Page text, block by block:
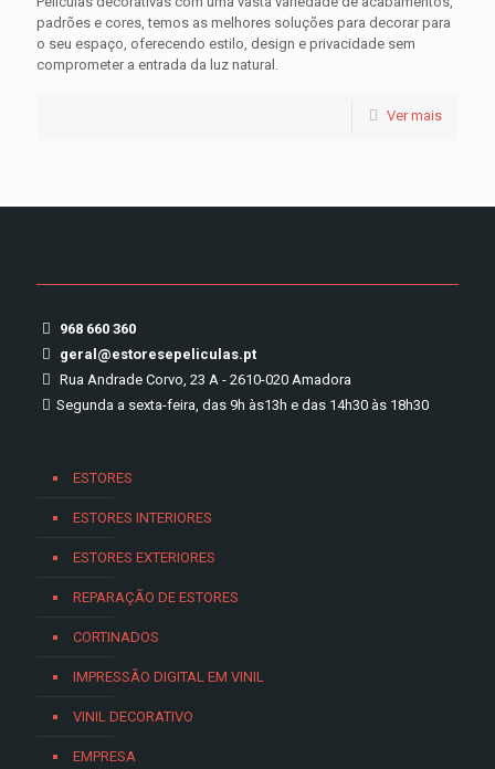
padrões e cores, temos as melhores soluções para decorar para
o seu espaço, oferecendo estilo, design e privacidade sem
comprometer a entrada da luz natural.
Ver mais
968 660 360
geral@estoresepeliculas.pt
Rua Andrade Corvo, 23 A - 2610-020 Amadora
Segunda a sexta-feira, das 9h às13h e das 14h30 às 18h30
ESTORES
ESTORES INTERIORES
ESTORES EXTERIORES
REPARAÇÃO DE ESTORES
CORTINADOS
IMPRESSÃO DIGITAL EM VINIL
VINIL DECORATIVO
EMPRESA